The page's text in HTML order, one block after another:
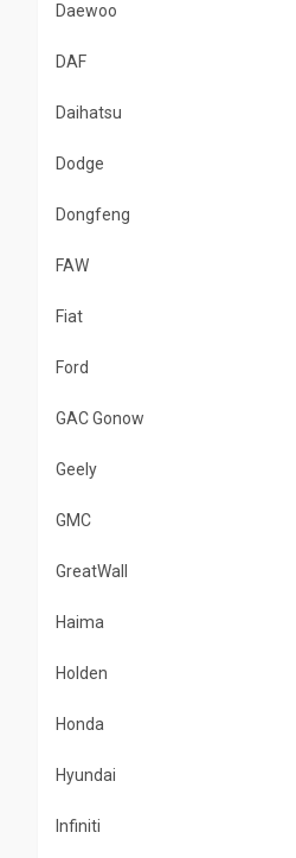
Daewoo
DAF
Daihatsu
Dodge
Dongfeng
FAW
Fiat
Ford
GAC Gonow
Geely
GMC
GreatWall
Haima
Holden
Honda
Hyundai
Infiniti